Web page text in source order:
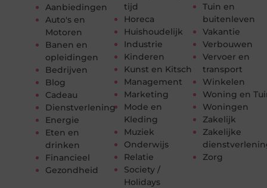
Aanbiedingen
Auto's en
Motoren
Banen en
opleidingen
Bedrijven
Blog
Cadeau
Dienstverlening
Energie
Eten en
drinken
Financieel
Gezondheid
tijd
Horeca
Huishoudelijk
Industrie
Kinderen
Kunst en Kitsch
Management
Marketing
Mode en
Kleding
Muziek
Onderwijs
Relatie
Society /
Holidays
Tuin en
buitenleven
Vakantie
Verbouwen
Vervoer en
transport
Winkelen
Woning en
Woningen
Zakelijk
Zakelijke
Zorg